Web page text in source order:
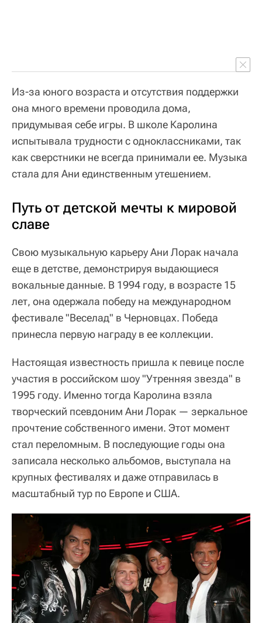
Из-за юного возраста и отсутствия поддержки
она много времени проводила дома,
придумывая себе игры. В школе Каролина
испытывала трудности с одноклассниками, так
как сверстники не всегда принимали ее. Музыка
стала для Ани единственным утешением.
Путь от детской мечты к мировой
славе
Свою музыкальную карьеру Ани Лорак начала
еще в детстве, демонстрируя выдающиеся
вокальные данные. В 1994 году, в возрасте 15
лет, она одержала победу на международном
фестивале "Веселад" в Черновцах. Победа
принесла первую награду в ее коллекции.
Настоящая известность пришла к певице после
участия в российском шоу "Утренняя звезда" в
1995 году. Именно тогда Каролина взяла
творческий псевдоним Ани Лорак — зеркальное
прочтение собственного имени. Этот момент
стал переломным. В последующие годы она
записала несколько альбомов, выступала на
крупных фестивалях и даже отправилась в
масштабный тур по Европе и США.